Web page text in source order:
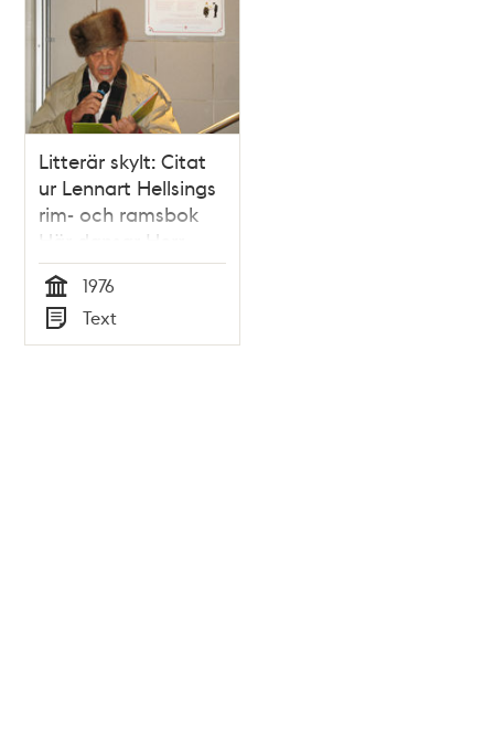
Litterär skylt: Citat
ur Lennart Hellsings
rim- och ramsbok
Här dansar Herr
Gurka
Tid
1976
Typ
Text